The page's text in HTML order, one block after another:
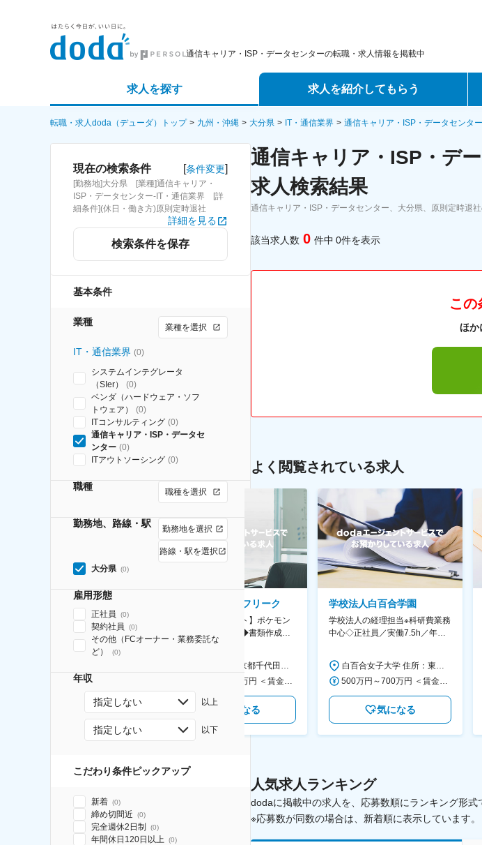
通信キャリア・ISP・データセンターの転職・求人情報を掲載中
求人を探す
詳細条件から探す
求人特集から探す
求人を紹介してもらう
エージェントサービス
スカウトサービス
パートナーエージェントサービス
転職・求人doda（デューダ）トップ 九州・沖縄 大分県 IT・通信業界 通信キャリア・ISP・データセンター
現在の検索条件 [条件変更]
[勤務地]大分県 [業種]通信キャリア・
ISP・データセンター-IT・通信業界 [詳
細条件](休日・働き方)原則定時退社
詳細を見る
検索条件を保存
基本条件
業種 業種を選択
IT・通信業界 (0)
システムインテグレータ
（SIer）
(0)
ベンダ（ハードウェア・ソフ
トウェア）
(0)
ITコンサルティング (0)
通信キャリア・ISP・データセ
ンター (0)
ITアウトソーシング (0)
職種 職種を選択
勤務地、路線・駅 勤務地を選択
路線・駅を選択
大分県 (0)
雇用形態
正社員 (0)
契約社員 (0)
その他（FCオーナー・業務委託な
ど）
(0)
年収
指定しない 以上
指定しない 以下
こだわり条件ピックアップ
新着 (0)
締め切間近 (0)
完全週休2日制 (0)
年間休日120日以上 (0)
通信キャリア・ISP・デ
求人検索結果
通信キャリア・ISP・データセンター、大分県、原則定時退
該当求人数 0 件中 0件を表示
この
ほか
よく閲覧されている求人
AGC株式会社
【横浜※一般職/転勤なし】庶
務・事務担当～開発部材の発注
やDXに向けたシステム利用等～
気になる
株式会社ゲームフリーク
【庶務アシスタント】ポケモン
シリーズ開発企業◆書類作成・
データ入力など◆年休126日・
本社 住所：東京都千代田区神田錦町2-2-1 KANDASQUARE 受動喫煙対策：屋内全面禁煙 変更の範囲：会社の定める事業所
350万円～500万円 ＜賃金形態＞ 月給制 ＜賃金内訳＞ 月額（基本給）：215,000円～307,000円 固定残業手当/月：76,700円～110,000円（固定残業時間45時間0分/月） 超過した時間外労働の残業手当は追加支給 ＜月給＞ 291,700円～417,000円（一律手当を含む） ＜昇給有無＞ 有 ＜残業手当＞ 有 ＜給与補足＞ ※経験・能力を考慮の上、年齢に関わりなく当社規定により優遇します。 賃金はあくまでも目安の金額であり、選考を通じて上下する可能性があります。 月給(月額)は固定手当を含めた表記です。
気になる
学校法人白百合学園
学校法人の経理担当※科研費業務
中心◇正社員／実働7.5h／年休
大学
白百合女子大学 住所：東京都調布市緑ヶ丘1-25 勤務地最寄駅：京王線／仙川駅 受動喫煙対策：屋内全面禁煙 変更の範囲：会社の定める事業所
500万円～700万円 ＜賃金形態＞ 月給制 ＜賃金内訳＞ 月額（基本給）：280,000円～430,000円 ＜月給＞ 280,000円～430,000円 ＜昇給有無＞ 有 ＜残業手当＞ 有 ＜給与補足＞ ※年齢・過去の経験に基づき、本学規定に合わせ決定 【残業手当】有 /残業時間に応じて全額支給（※想定年収に含む） 【各種手当】扶養手当/住宅手当/通勤手当 等 【賞与】年2回（6月、12月） 【昇給】年1回（4月） 賃金はあくまでも目安の金額であり、選考を通じて上下する可能性があります。 月給(月額)は固定手当を含めた表記です。
気になる
人気求人ランキング
dodaに掲載中の求人を、応募数順にランキング形式
※応募数が同数の場合は、新着順に表示しています。